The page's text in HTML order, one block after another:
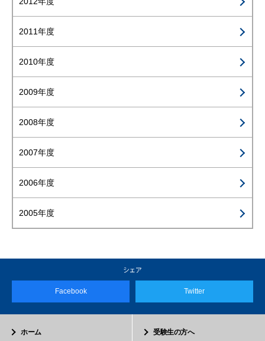
2011年度
2010年度
2009年度
2008年度
2007年度
2006年度
2005年度
Facebook Twitter
ホーム 受験生の方へ